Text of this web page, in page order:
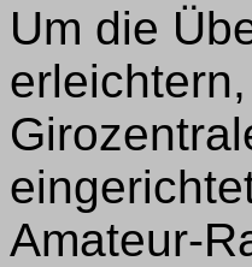
Um die
Amateur-